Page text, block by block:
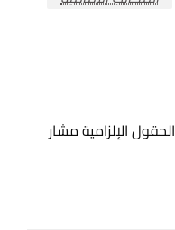
الحقول الإلزامية مشار